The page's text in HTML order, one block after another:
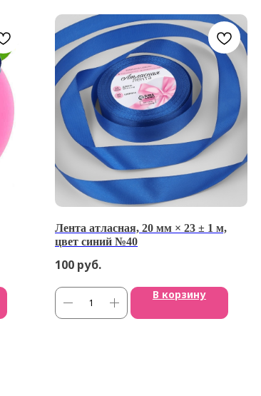
Лента атласная, 20 мм × 23 ± 1 м,
цвет синий №40
100 руб.
В корзину